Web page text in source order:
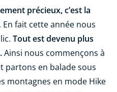
précieux, c’est la
. En fait cette année nous
Tout est devenu plus
Ainsi nous commençons à
partons en balade sous
montagnes en mode Hike